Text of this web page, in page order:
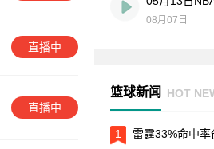
直播中
直播中
08月07日
篮球新闻 HOT
1 雷霆33%命中率创队